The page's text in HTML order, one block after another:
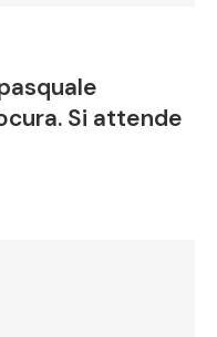
Si attende